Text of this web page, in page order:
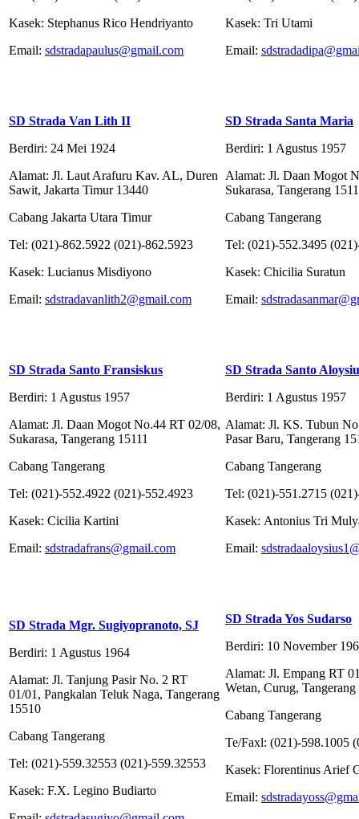
Kasek: Stephanus Rico Hendriyanto
Email: sdstradapaulus@gmail.com
Kasek: Tri Utami
Email:
SD Strada Van Lith II
Berdiri: 24 Mei 1924
Alamat: Jl. Laut Arafuru Kav. AL, Duren
Sawit, Jakarta Timur 13440
Cabang Jakarta Utara Timur
Tel: (021)-862.5922 (021)-862.5923
Kasek: Lucianus Misdiyono
Email: sdstradavanlith2@gmail.com
SD Strada Santa Maria
Berdiri: 1 Agustus 1957
Alamat: Jl. Daan Mogot
Sukarasa, Tangerang
Cabang Tangerang
Tel: (021)-552.3495
Kasek: Chicilia Suratun
Email:
SD Strada Santo Fransiskus
Berdiri: 1 Agustus 1957
Alamat: Jl. Daan Mogot No.44 RT 02/08,
Sukarasa, Tangerang 15111
Cabang Tangerang
Tel: (021)-552.4922 (021)-552.4923
Kasek: Cicilia Kartini
Email: sdstradafrans@gmail.com
SD Strada Santo
Berdiri: 1 Agustus 1957
Alamat: Jl. KS. Tubun
Pasar Baru, Tangerang
Cabang Tangerang
Tel: (021)-551.2715
Kasek: Antonius Tri
Email:
SD Strada Mgr. Sugiyopranoto, SJ
Berdiri: 1 Agustus 1964
Alamat: Jl. Tanjung Pasir No. 2 RT
01/01, Pangkalan Teluk Naga, Tangerang
15510
Cabang Tangerang
Tel: (021)-559.32553 (021)-559.32553
Kasek: F.X. Legino Budiarto
SD Strada Yos Sudarso
Berdiri: 10 November
Alamat: Jl. Empang RT
Wetan, Curug,
Cabang Tangerang
Te/Faxl: (021)-598.1005
Kasek: Florentinus Arief
Email: